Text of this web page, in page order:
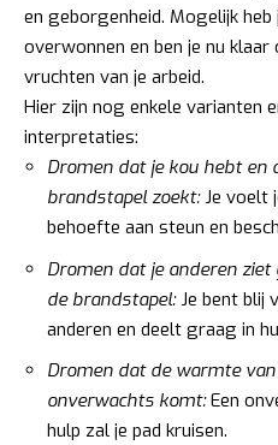
en geborgenheid. Mogelijk
overwonnen en ben je nu
vruchten van je arbeid.
Hier zijn nog enkele varianten
interpretaties:
Dromen dat je kou hebt en
brandstapel zoekt:Je voelt
behoefte aan steun en
Dromen dat je anderen
de brandstapel:Je bent blij
anderen en deelt graag in
Dromen dat de warmte
onverwachts komt:Een
hulp zal je pad kruisen.